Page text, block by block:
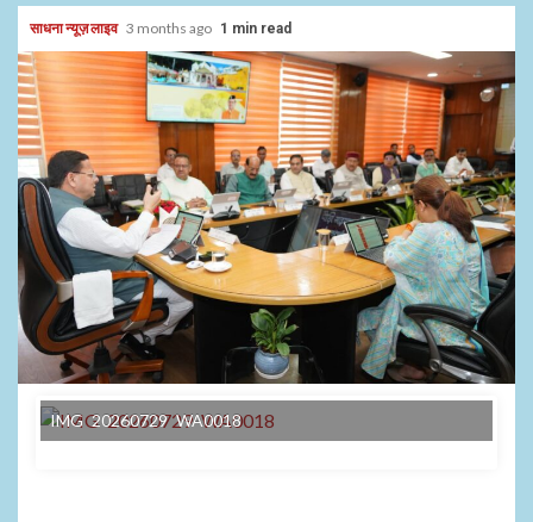
साधना न्यूज़ लाइव 3 months ago 1 min read
IMG 20260729 WA0018